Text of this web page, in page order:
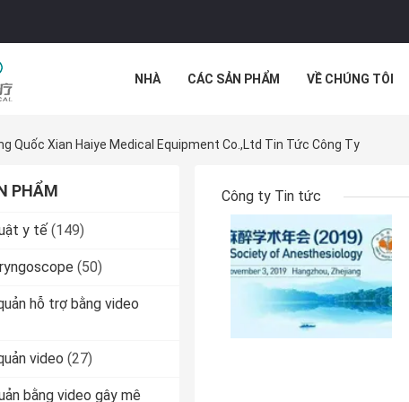
NHÀ CÁC SẢN PHẨM VỀ CHÚNG TÔI
Quốc Xian Haiye Medical Equipment Co.,Ltd Tin Tức Công Ty
PHẨM
y tế (149)
(50)
hỗ trợ bằng video
video (27)
bằng video gây mê
Công ty Tin tức